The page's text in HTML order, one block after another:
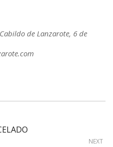
de Lanzarote, 6 de
NEXT